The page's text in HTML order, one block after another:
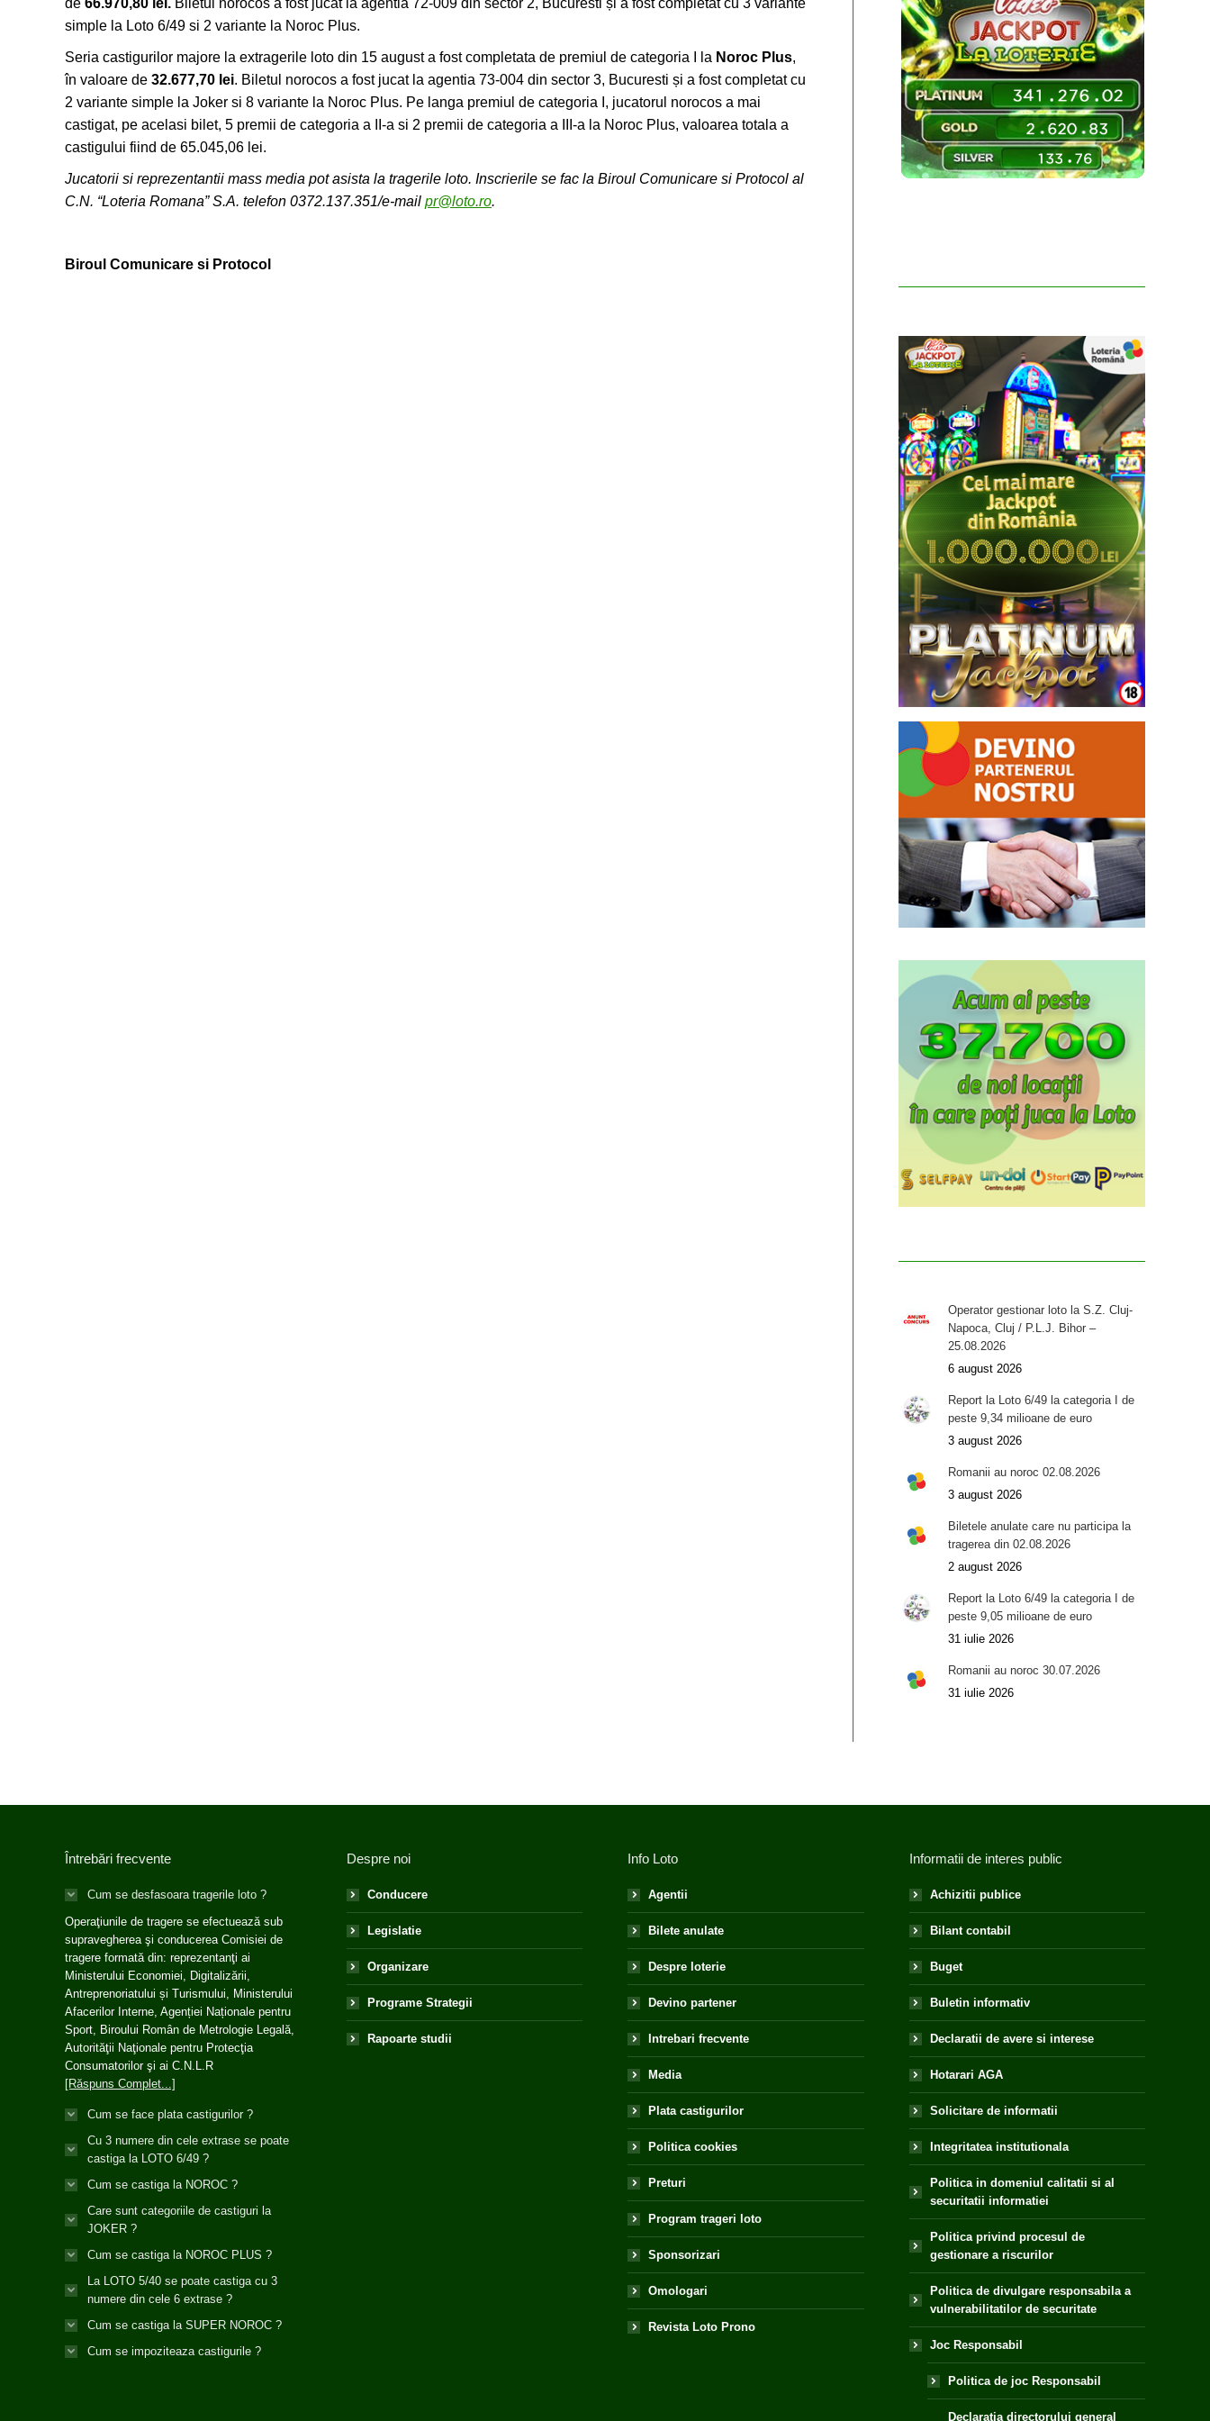
de 66.970,80 lei. Biletul norocos a fost jucat la agentia 72-009 din sector 2, Bucuresti și a fost completat cu 3 variante
simple la Loto 6/49 si 2 variante la Noroc Plus.
Seria castigurilor majore la extragerile loto din 15 august a fost completata de premiul de categoria I la Noroc Plus,
în valoare de 32.677,70 lei. Biletul norocos a fost jucat la agentia 73-004 din sector 3, Bucuresti și a fost completat cu
2 variante simple la Joker si 8 variante la Noroc Plus. Pe langa premiul de categoria I, jucatorul norocos a mai
castigat, pe acelasi bilet, 5 premii de categoria a II-a si 2 premii de categoria a III-a la Noroc Plus, valoarea totala a
castigului fiind de 65.045,06 lei.
Jucatorii si reprezentantii mass media pot asista la tragerile loto. Inscrierile se fac la Biroul Comunicare si Protocol al
C.N. “Loteria Romana” S.A. telefon 0372.137.351/e-mail pr@loto.ro.
Biroul Comunicare si Protocol
Operator gestionar loto la S.Z. Cluj-
Napoca, Cluj / P.L.J. Bihor –
25.08.2026
6 august 2026
Report la Loto 6/49 la categoria I de
peste 9,34 milioane de euro
3 august 2026
Romanii au noroc 02.08.2026
3 august 2026
Biletele anulate care nu participa la
tragerea din 02.08.2026
2 august 2026
Report la Loto 6/49 la categoria I de
peste 9,05 milioane de euro
31 iulie 2026
Romanii au noroc 30.07.2026
31 iulie 2026
Întrebări frecvente
Cum se desfasoara tragerile loto ?
Operaţiunile de tragere se efectuează sub
supravegherea şi conducerea Comisiei de
tragere formată din: reprezentanţi ai
Ministerului Economiei, Digitalizării,
Antreprenoriatului și Turismului, Ministerului
Afacerilor Interne, Agenției Naționale pentru
Sport, Biroului Român de Metrologie Legală,
Autorităţii Naţionale pentru Protecţia
Consumatorilor şi ai C.N.L.R
[Răspuns Complet...]
Cum se face plata castigurilor ?
Cu 3 numere din cele extrase se poate
castiga la LOTO 6/49 ?
Cum se castiga la NOROC ?
Care sunt categoriile de castiguri la
JOKER ?
Cum se castiga la NOROC PLUS ?
La LOTO 5/40 se poate castiga cu 3
numere din cele 6 extrase ?
Cum se castiga la SUPER NOROC ?
Cum se impoziteaza castigurile ?
Despre noi
Conducere
Legislatie
Organizare
Programe Strategii
Rapoarte studii
Info Loto
Agentii
Bilete anulate
Despre loterie
Devino partener
Intrebari frecvente
Media
Plata castigurilor
Politica cookies
Preturi
Program trageri loto
Sponsorizari
Omologari
Revista Loto Prono
Informatii de interes public
Achizitii publice
Bilant contabil
Buget
Buletin informativ
Declaratii de avere si interese
Hotarari AGA
Solicitare de informatii
Integritatea institutionala
Politica in domeniul calitatii si al
securitatii informatiei
Politica privind procesul de
gestionare a riscurilor
Politica de divulgare responsabila a
vulnerabilitatilor de securitate
Joc Responsabil
Politica de joc Responsabil
Declaratia directorului general